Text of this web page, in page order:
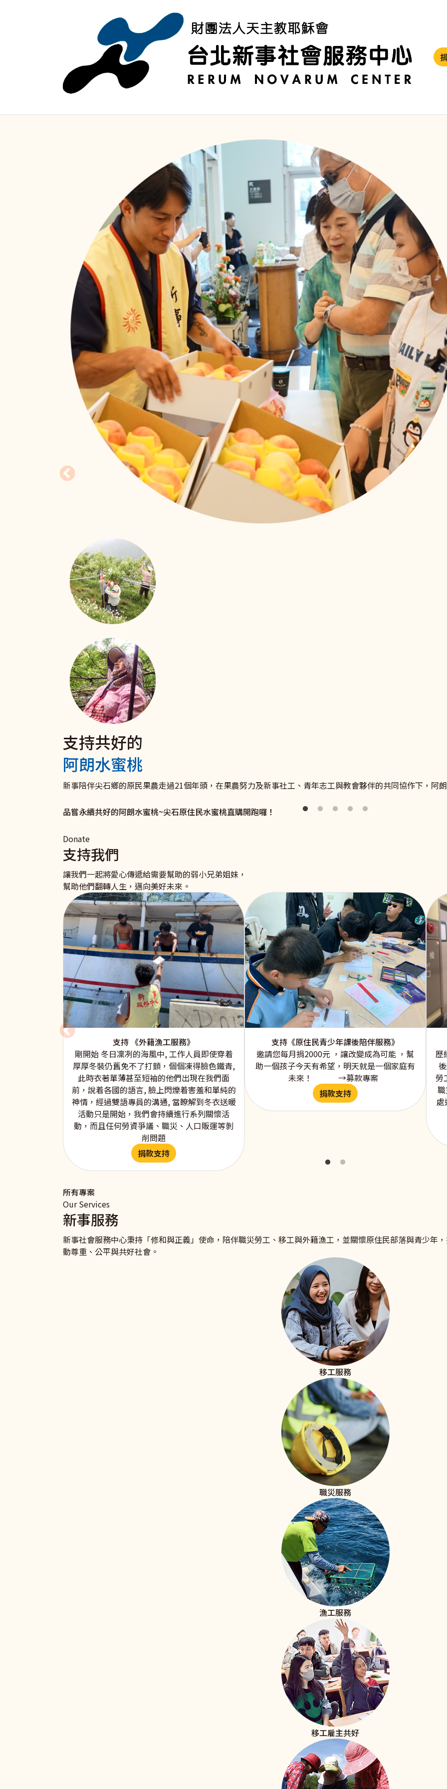
支持共好的
阿朗水蜜桃
新事陪伴尖石鄉的原民果農走過21個年頭，在果農努力及新事社工、青年志工與教會夥伴的共同協作下，阿
品嘗永續共好的阿朗水蜜桃~尖石原住民水蜜桃直購開跑囉！
電子發票 捐款愛心碼102
我們有愛心碼囉
愛心一領二 愛心不落後 聚沙可成塔
我要捐款
照護技能大進化
移工用心學習、用愛照顧
新事社會服務中心的移工照護訓練課程也來到了第二次！來自印尼、越南、菲律賓的外籍看護們帶著上一次
立即行動
聘僱移工家庭
與移工共好服務
打造雇主放心移工安心的新勞雇關係！ 聯絡新事社會服務中心，了解更多關於良好雇主和移工溝通、勞雇關
了解更多
捐款支持《扶原民‧救弱勢》
衛部救字第1141363166號
助原住民弱勢及受災家庭和青少年培力學習，迎向未來，翻轉命運。
立即行動
Donate
支持我們
讓我們一起將愛心傳遞給需要幫助的弱小兄弟姐妹，
幫助他們翻轉人生，邁向美好未來。
支持 《外籍漁工服務》
剛開始 冬日凜冽的海風中, 工作人員即使穿着
厚厚冬裝仍舊免不了打顫，個個凍得臉色鐵青,
此時衣著單薄甚至短袖的他們出現在我們面
前，說着各國的語言, 臉上閃爍着害羞和單純的
神情，經過雙語專員的溝通, 當瞭解到冬衣送暖
活動只是開始，我們會持續進行系列關懷活
動，而且任何勞資爭議、職災、人口販運等剝
削問題
捐款支持
支持《原住民青少年課後陪伴服務》
邀請您每月捐2000元 ，讓改變成為可能 ，幫
助一個孩子今天有希望，明天就是一個家庭有
捐款支持
歷
勞
處
所有專案
Our Services
新事服務
新事社會服務中心秉持「修和與正義」使命，陪伴職災勞工、移工與外籍漁工，並關懷原住民部落與青少年
動尊重、公平與共好社會。
移工服務
職災服務
漁工服務
移工雇主共好